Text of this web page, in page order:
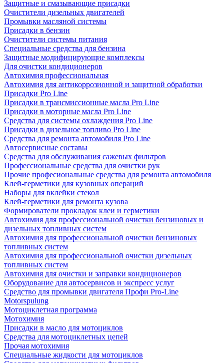
Защитные и смазывающие присадки
Очистители дизельных двигателей
Промывки масляной системы
Присадки в бензин
Очистители системы питания
Специальные срeдства для бензина
Защитные модифицирующие комплексы
Для очистки кондиционеров
Автохимия профессиональная
Автохимия для антикоррозионной и защитной обработки
Присадки Pro Line
Присадки в трансмиссионные масла Pro Line
Присадки в моторные масла Pro Line
Средства для системы охлаждения Pro Line
Присадки в дизельное топливо Pro Line
Средства для ремонта автомобиля Pro Line
Автосервисные составы
Средства для обслуживания сажевых фильтров
Профессиональные средства для очистки рук
Прочие професиональные средства для ремонта автомобиля
Клей-герметики для кузовных операций
Наборы для вклейки стекол
Клей-герметики для ремонта кузова
Формирователи прокладок клеи и герметики
Автохимия для профессиональной очистки бензиновых и
дизельных топливных систем
Автохимия для профессиональной очистки бензиновых
топливных систем
Автохимия для профессиональной очистки дизельных
топливных систем
Автохимия для очистки и заправки кондиционеров
Оборудование для автосервисов и экспресс услуг
Средство для промывки двигателя Профи Pro-Line
Motorspulung
Мотоциклетная программа
Мотохимия
Присадки в масло для мотоциклов
Средства для мотоциклетных цепей
Прочая мотохимия
Специальные жидкости для мотоциклов